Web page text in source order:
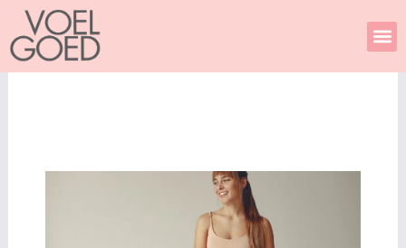
Skip
content